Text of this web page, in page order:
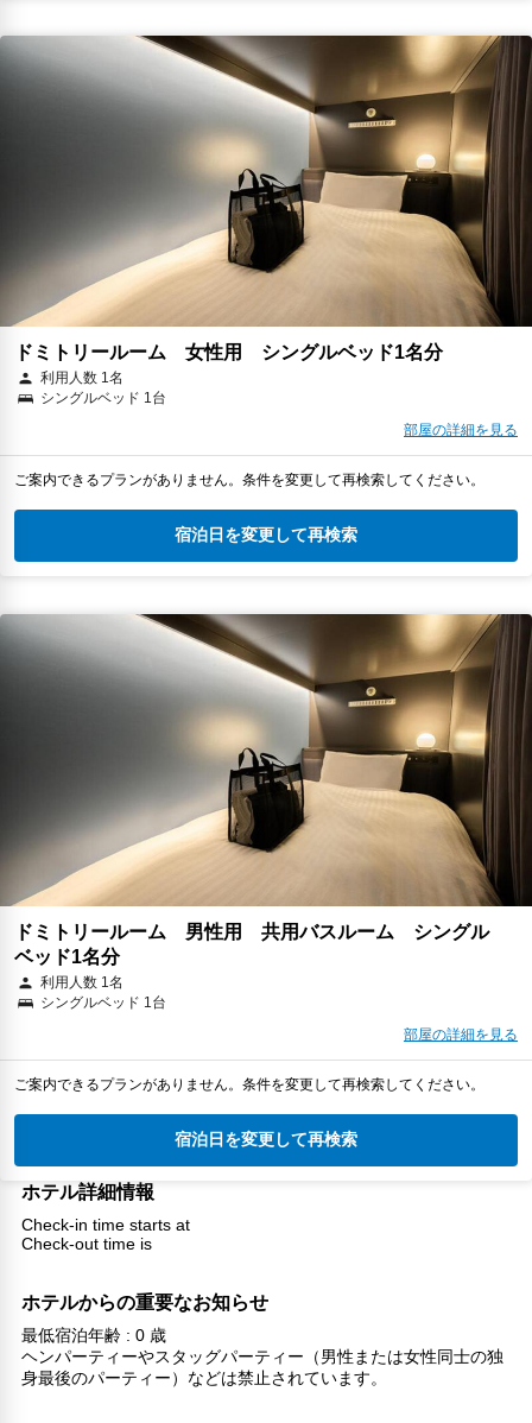
ドミトリールーム 女性用 シングルベッド1名分
利用人数 1名
シングルベッド 1台
部屋の詳細を見る
ご案内できるプランがありません。条件を変更して再検索してください。
宿泊日を変更して再検索
ドミトリールーム 男性用 共用バスルーム シングル
ベッド1名分
利用人数 1名
シングルベッド 1台
部屋の詳細を見る
ご案内できるプランがありません。条件を変更して再検索してください。
宿泊日を変更して再検索
ホテル詳細情報
Check-in time starts at
Check-out time is
ホテルからの重要なお知らせ
最低宿泊年齢 : 0 歳
ヘンパーティーやスタッグパーティー（男性または女性同士の独
身最後のパーティー）などは禁止されています。